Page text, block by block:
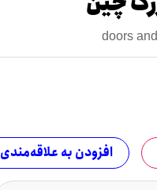
doors
افزودن به علاقه‌مندی